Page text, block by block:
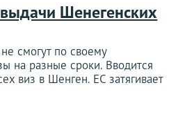
Шенегенских
смогут по своему
на разные сроки. Вводится
виз в Шенген. ЕС затягивает